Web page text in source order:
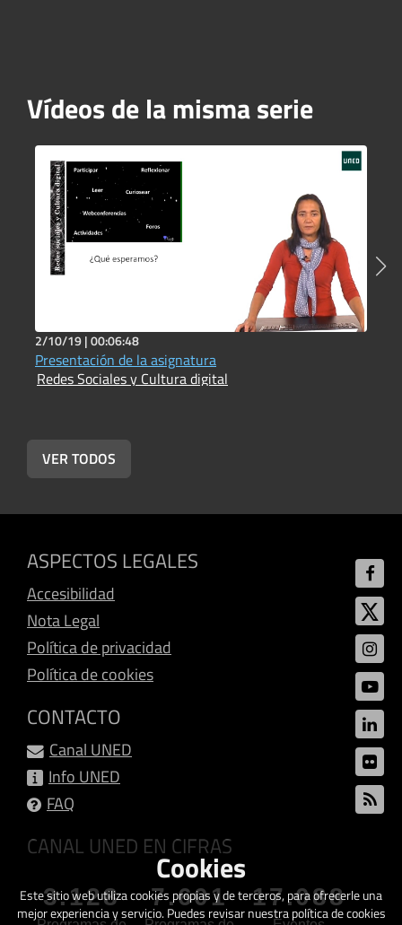
Vídeos de la misma serie
2/10/19 |00:06:48
Presentación de la asignatura
Redes Sociales y Cultura digital
VER TODOS
ASPECTOS LEGALES
Accesibilidad
Nota Legal
Política de privacidad
Política de cookies
CONTACTO
Canal UNED
Info UNED
FAQ
CANAL UNED EN CIFRAS
3.128 7.601 17.088
Cookies
Este sitio web utiliza cookies propias y de terceros, para ofrecerle una
mejor experiencia y servicio. Puedes revisar nuestra política de cookies